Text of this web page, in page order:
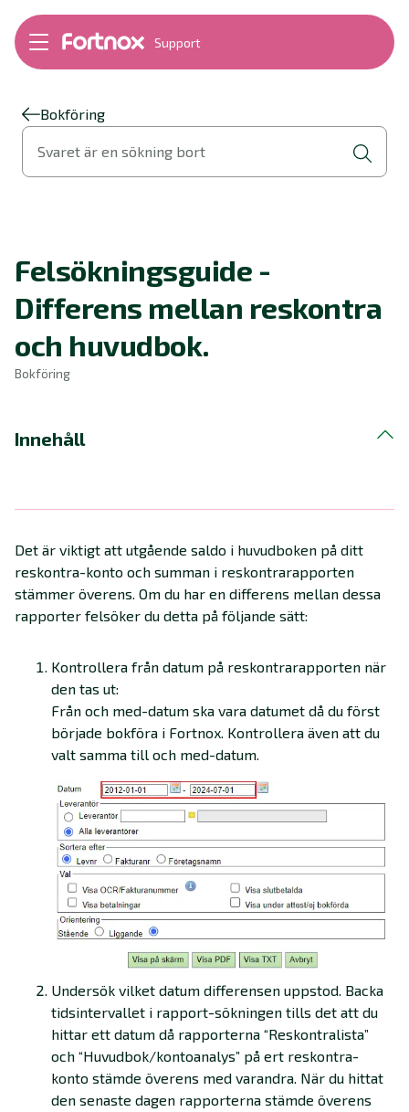
Support
Bokföring
Fakturering
Byt till Fortnox
Felsökning
Support Play
Ordlista
Bokföring
Svaret är en sökning bort
Felsökningsguide -
Differens mellan reskontra
och huvudbok.
Bokföring
Innehåll
Det är viktigt att utgående saldo i huvudboken på ditt
reskontra-konto och summan i reskontrarapporten
stämmer överens. Om du har en differens mellan dessa
rapporter felsöker du detta på följande sätt:
Kontrollera från datum på reskontrarapporten när
den tas ut:
Från och med-datum ska vara datumet då du först
började bokföra i Fortnox. Kontrollera även att du
valt samma till och med-datum.
Undersök vilket datum differensen uppstod. Backa
tidsintervallet i rapport-sökningen tills det att du
hittar ett datum då rapporterna “Reskontralista”
och “Huvudbok/kontoanalys” på ert reskontra-
konto stämde överens med varandra. När du hittat
den senaste dagen rapporterna stämde överens